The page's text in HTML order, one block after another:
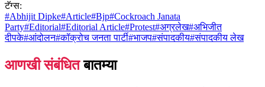
टॅग्स:
#Abhijit Dipke#Article#Bjp#Cockroach Janata
Party#Editorial#Editorial Article#Protest#अग्रलेख#अभिजीत
दीपके#आंदोलन#कॉक्रोच जनता पार्टी#भाजप#संपादकीय#संपादकीय लेख
आणखी संबंधित बातम्या